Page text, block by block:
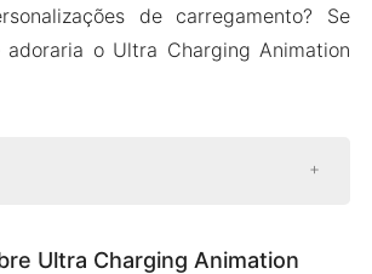
de carregamento? Se
adoraria o Ultra Charging Animation
de captura de olho
Ultra Charging Animation